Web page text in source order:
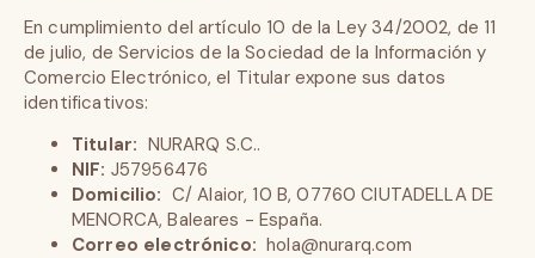
En cumplimiento del artículo 10 de la Ley 34/2002, de 11
de julio, de Servicios de la Sociedad de la Información y
Comercio Electrónico, el Titular expone sus datos
identificativos:
Titular: NURARQ S.C..
NIF: J57956476
Domicilio: C/ Alaior, 10 B, 07760 CIUTADELLA DE
MENORCA, Baleares - España.
Correo electrónico: hola@nurarq.com